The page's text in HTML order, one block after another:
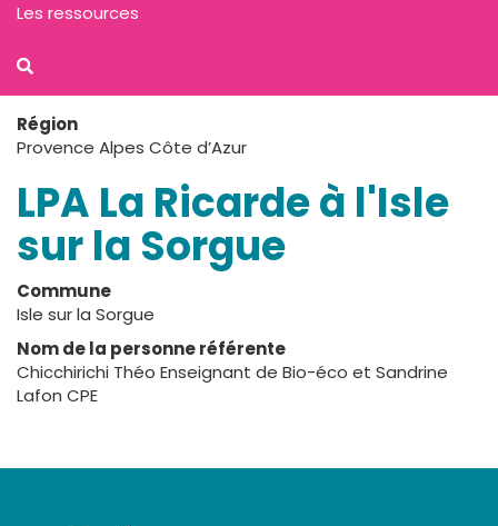
Région
Provence Alpes Côte d’Azur
LPA La Ricarde à l'Isle
sur la Sorgue
Commune
Isle sur la Sorgue
Nom de la personne référente
Chicchirichi Théo Enseignant de Bio-éco et Sandrine
Lafon CPE
Les ressources